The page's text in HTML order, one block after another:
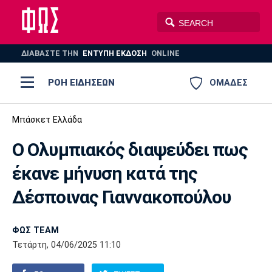
ΔΙΑΒΑΣΤΕ THN ΕΝΤΥΠΗ ΕΚΔΟΣΗ ONLINE
ΟΜΑΔΕΣ
ΡΟΗ ΕΙΔΗΣΕΩΝ
ΠΟΔΟΣΦΑΙΡΟ
ΒΟΛΕΪ ΣΠΟΡ
AUTO-MOTO PLUS
Ποδόσφαιρο
Super League 1
Super League 2
Ελλάδα
Μπάσκετ
Ελλάδα
EuroLeague
Ολυμπιακοί Αγώνες
Πόλο
Ολυμπιακός ΑΕΚ ΠΑΟΚ
Παναθηναϊκός Ατρόμητος
Μπάσκετ Ελλάδα
Ο Ολυμπιακός διαψεύδει πως
έκανε μήνυση κατά της
Δέσποινας Γιαννακοπούλου
ΦΩΣ TEAM
Τετάρτη, 04/06/2025 11:10